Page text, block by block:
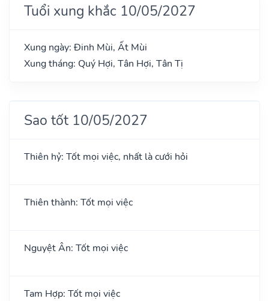
Tuổi xung khắc 10/05/2027
Xung ngày: Đinh Mùi, Ất Mùi
Xung tháng: Quý Hợi, Tân Hợi, Tân Tị
Sao tốt 10/05/2027
Thiên hỷ: Tốt mọi việc, nhất là cưới hỏi
Thiên thành: Tốt mọi việc
Nguyệt Ân: Tốt mọi việc
Tam Hợp: Tốt mọi việc